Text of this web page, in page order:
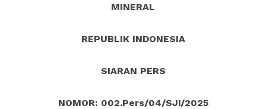
MINERAL
REPUBLIK INDONESIA
SIARAN PERS
NOMOR: 002.Pers/04/SJI/2025